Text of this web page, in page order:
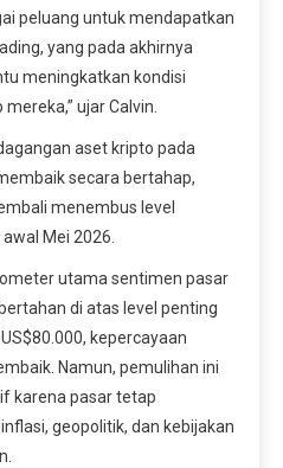
peluang untuk mendapatkan
yang pada akhirnya
meningkatkan kondisi
ujar Calvin.
aset kripto pada
secara bertahap,
menembus level
Mei 2026.
utama sentimen pasar
di atas level penting
kepercayaan
Namun, pemulihan ini
karena pasar tetap
geopolitik, dan kebijakan